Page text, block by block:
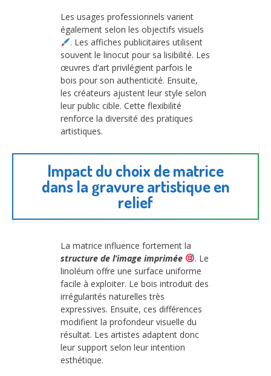
Les usages professionnels varient
également selon les objectifs visuels
. Les affiches publicitaires utilisent
souvent le linocut pour sa lisibilité. Les
œuvres d’art privilégient parfois le
bois pour son authenticité. Ensuite,
les créateurs ajustent leur style selon
leur public cible. Cette flexibilité
renforce la diversité des pratiques
artistiques.
Impact du choix de matrice
dans la gravure artistique en
relief
La matrice influence fortement la
structure de l’image imprimée
. Le
linoléum offre une surface uniforme
facile à exploiter. Le bois introduit des
irrégularités naturelles très
expressives. Ensuite, ces différences
modifient la profondeur visuelle du
résultat. Les artistes adaptent donc
leur support selon leur intention
esthétique.